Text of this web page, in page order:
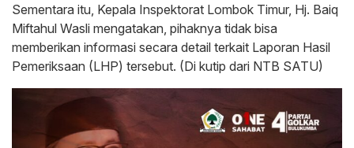
Sementara itu, Kepala Inspektorat Lombok Timur, Hj. Baiq
Miftahul Wasli mengatakan, pihaknya tidak bisa
memberikan informasi secara detail terkait Laporan Hasil
Pemeriksaan (LHP) tersebut. (Di kutip dari NTB SATU)